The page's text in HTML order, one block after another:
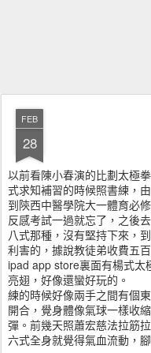
FEB
28
以前看陳小春演的比劃太極
式求知補習的時候照書練，
到陝西中醫學院大一體育必
反感考試一過就忘了，之後
八式那種，沒有堅持下來，
利害的，據說教徒弟收費五
ipad app store裏面有楊式太
亮翅，好像還蠻好玩的。
練的時候好像兩手之間有個
開合，覺身體像氣球一樣收
彈。前幾天照蕭宏慈法拉筋
六式全身就覺得氣血流動，